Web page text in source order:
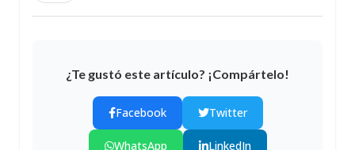
¿Te gustó este artículo? ¡Compártelo!
Facebook Twitter
WhatsApp LinkedIn